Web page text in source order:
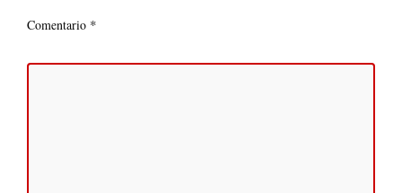
Comentario *